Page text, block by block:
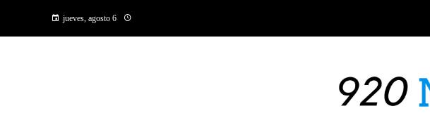
jueves, agosto 6